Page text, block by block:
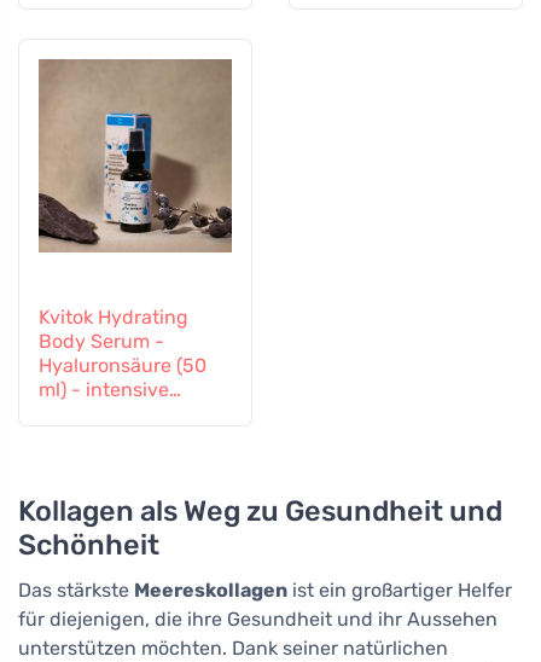
Kvitok Hydrating
Body Serum -
Hyaluronsäure (50
ml) - intensive
Kollagen als Weg zu Gesundheit und
Schönheit
Das stärkste Meereskollagen ist ein großartiger Helfer
für diejenigen, die ihre Gesundheit und ihr Aussehen
unterstützen möchten. Dank seiner natürlichen